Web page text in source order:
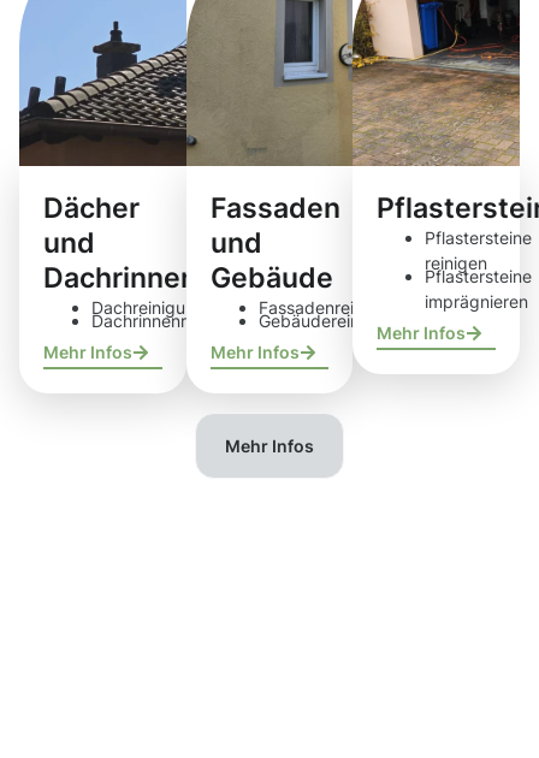
Dächer
und
Dachrinnen
Dachreinigung
Dachrinnenreinigung
Mehr Infos
Fassaden
und
Gebäude
Fassadenreinigung
Gebäudereinigung
Mehr Infos
Pflastersteine
reinigen
Pflastersteine
imprägnieren
Mehr Infos
Mehr Infos